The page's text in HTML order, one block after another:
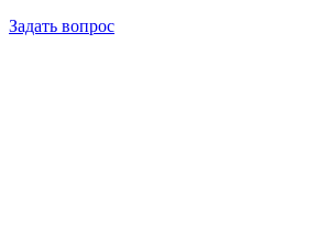
Задать вопрос